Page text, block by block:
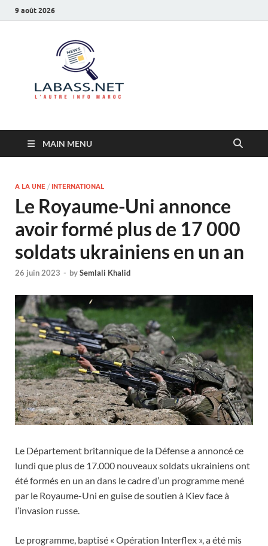
9 août 2026
MAIN MENU
A LA UNE / INTERNATIONAL
Le Royaume-Uni annonce
avoir formé plus de 17 000
soldats ukrainiens en un an
26 juin 2023 - bySemlali Khalid
Le Département britannique de la Défense a annoncé ce
lundi que plus de 17.000 nouveaux soldats ukrainiens ont
été formés en un an dans le cadre d’un programme mené
par le Royaume-Uni en guise de soutien à Kiev face à
l’invasion russe.
Le programme, baptisé « Opération Interflex », a été mis